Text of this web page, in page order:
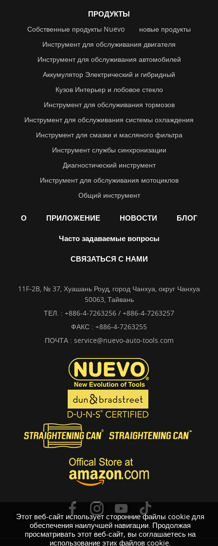
Этот веб-сайт использует сторонние файлы cookie для
обеспечения наилучшей навигации. Продолжая
просматривать этот веб-сайт, вы соглашаетесь на
использование этих файлов cookie.
ПРОДУКТЫ
Собственные продукты Nuevo
новые продукты
Инструмент для обслуживания двигателя
Инструмент для обслуживания автомобилей
Аккумулятор Электрический и гибридный
Кузов Интерьер и лобовое стекло
Инструмент для обслуживания тормозов
Инструмент для обслуживания системы охлаждения
Инструмент для смазки и масляного фильтра
Инструмент службы синхронизации
Диагностический инструмент
Инструмент для обслуживания мотоциклов
Общий инструмент
О ПРИЛОЖЕНИЕ НОВОСТИ БЛОГ
Часто задаваемые вопросы
СВЯЗАТЬСЯ С НАМИ
11F-2B, № 37, Хуашань Роуд, город Чанхуа, округ Чанхуа
50063, Тайвань
ТЕЛ. : +886-4-7263256 / +886-4-7263257
ФАКС : +886-4-7263255
ПОЧТА : service@nuevo-auto-tools.com